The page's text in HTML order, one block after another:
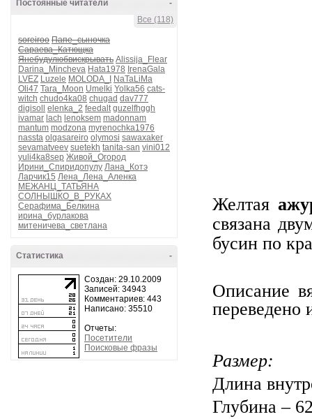
-
Постоянные читатели
Все (118)
soreiroo Папе_сыночка
Сараева_Катющка
Янебудулюбвискрывать Alissija_Flear
Darina_Mincheva Hata1978 IrenaGala
LVEZ Luzele MOLODA_I
NaTaLiMa
Oli47 Tara_Moon Umelki Yolka56 cats-
witch chudo4ka08 chugad dav777
digisoll
elenka_2 feedalt guzelfhggh
ivamar lach lenoksem madonnam
mantum modzona myrenochka1976
nassta olgasareiro olymosi sawaxaker
sevamatveev suetekh tanita-san vini012
yuli4ka8sep Живой_Огород
Ирини_Спиридопулу Лана_Котэ
Ларчик15 Лена_Лена_Аленка
МЕЖАНЦ_ТАТЬЯНА
СОЛНЫШКО_В_РУКАХ
Серафима_Белкина
ирина_бурлакова
митеничева_светлана
-
Статистика
Создан: 29.10.2009
Записей: 34943
Комментариев: 443
Написано: 35510
Отчеты:
Посетители
Поисковые фразы
Желтая
связана
бусин по
Описание
переведено
Размер:
Длина
Глубина –